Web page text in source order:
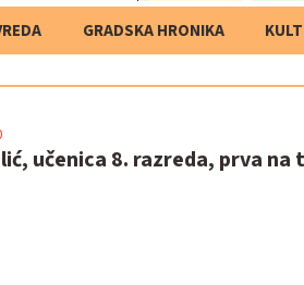
GRADSKA HRONIKA
učenica 8. razreda, prva